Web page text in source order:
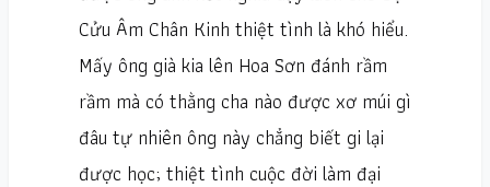
Cửu Âm Chân Kinh thiệt tình là khó hiểu.
Mấy ông già kia lên Hoa Sơn đánh rầm
rầm mà có thằng cha nào được xơ múi gì
đâu tự nhiên ông này chẳng biết gi lại
được học; thiệt tình cuộc đời làm đại